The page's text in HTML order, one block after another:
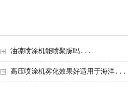
油漆喷涂机能喷聚脲吗...
高压喷涂机雾化效果好适用于海洋...